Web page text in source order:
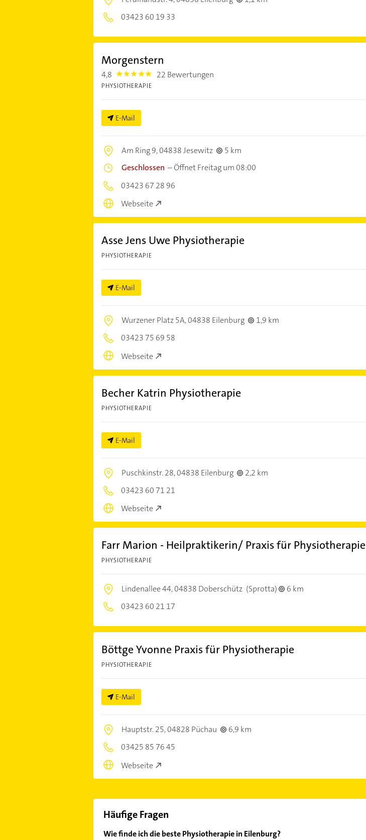
03423 60 19 33
Morgenstern
4,8 4.8 22 Bewertungen
PHYSIOTHERAPIE
E-Mail
Am Ring 9,04838 Jesewitz
5 km
Geschlossen –Öffnet Freitag um 08:00
03423 67 28 96
Webseite
Asse Jens Uwe Physiotherapie
PHYSIOTHERAPIE
E-Mail
Wurzener Platz 5A,04838 Eilenburg
1,9 km
03423 75 69 58
Webseite
Becher Katrin Physiotherapie
PHYSIOTHERAPIE
E-Mail
Puschkinstr. 28,04838 Eilenburg
2,2 km
03423 60 71 21
Webseite
Farr Marion - Heilpraktikerin/ Praxis für Physiotherapie
PHYSIOTHERAPIE
Lindenallee 44,04838 Doberschütz (Sprotta)
6 km
03423 60 21 17
Böttge Yvonne Praxis für Physiotherapie
PHYSIOTHERAPIE
E-Mail
Hauptstr. 25,04828 Püchau
6,9 km
03425 85 76 45
Webseite
Häufige Fragen
Wie finde ich die beste Physiotherapie in Eilenburg?